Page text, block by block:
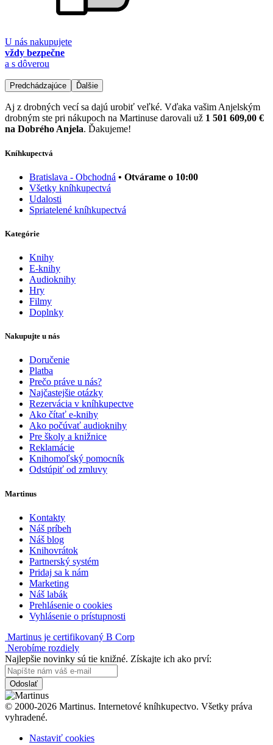
U nás nakupujete
vždy bezpečne
a s dôverou
Predchádzajúce Ďalšie
Aj z drobných vecí sa dajú urobiť veľké. Vďaka vašim Anjelským
drobným ste pri nákupoch na Martinuse darovali už 1 501 609,00 €
na Dobrého Anjela. Ďakujeme!
Kníhkupectvá
Bratislava - Obchodná • Otvárame o 10:00
Všetky kníhkupectvá
Udalosti
Spriatelené kníhkupectvá
Kategórie
Knihy
E-knihy
Audioknihy
Hry
Filmy
Doplnky
Nakupujte u nás
Doručenie
Platba
Prečo práve u nás?
Najčastejšie otázky
Rezervácia v kníhkupectve
Ako čítať e-knihy
Ako počúvať audioknihy
Pre školy a knižnice
Reklamácie
Knihomoľský pomocník
Odstúpiť od zmluvy
Martinus
Kontakty
Náš príbeh
Náš blog
Knihovrátok
Partnerský systém
Pridaj sa k nám
Marketing
Náš labák
Prehlásenie o cookies
Vyhlásenie o prístupnosti
Martinus je certifikovaný B Corp
Nerobíme rozdiely
Najlepšie novinky sú tie knižné. Získajte ich ako prví:
Odoslať
© 2000-2026 Martinus. Internetové kníhkupectvo. Všetky práva
vyhradené.
Nastaviť cookies